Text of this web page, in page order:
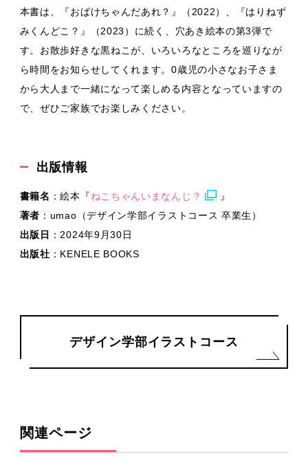
本書は、『おばけちゃんだあれ？』（2022）、『はりねず
みくんどこ？』（2023）に続く、穴あき絵本の第3弾で
す。お散歩好きな黒ねこが、いろいろなところを巡りなが
ら時間をお知らせしてくれます。0歳児の小さなお子さま
から大人まで一緒になって楽しめる内容となっていますの
で、ぜひご家族でお楽しみください。
出版情報
書籍名 ：絵本『ねこちゃんいまなんじ？
』
著者 ：umao（デザイン学部イラストコース 卒業生）
出版日
：2024年9月30日
出版社 ：KENELE BOOKS
デザイン学部イラストコース
関連ページ